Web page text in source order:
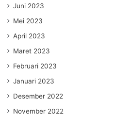
Juni 2023
Mei 2023
April 2023
Maret 2023
Februari 2023
Januari 2023
Desember 2022
November 2022